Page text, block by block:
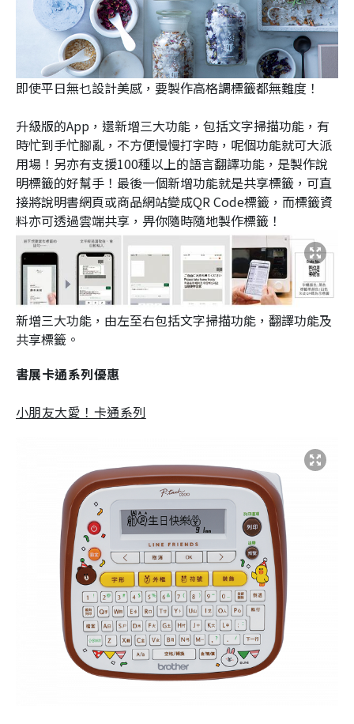
即使平日無乜設計美感，要製作高格調標籤都無難度！
升級版的App，還新增三大功能，包括文字掃描功能，有
時忙到手忙腳亂，不方便慢慢打字時，呢個功能就可大派
用場！另亦有支援100種以上的語言翻譯功能，是製作說
明標籤的好幫手！最後一個新增功能就是共享標籤，可直
接將說明書網頁或商品網站變成QR Code標籤，而標籤資
料亦可透過雲端共享，畀你隨時隨地製作標籤！
新增三大功能，由左至右包括文字掃描功能，翻譯功能及
共享標籤。
書展卡通系列優惠
小朋友大愛！卡通系列